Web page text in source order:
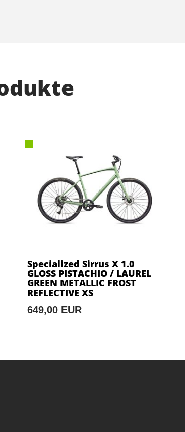
Specialized Sirrus X 1.0
GLOSS PISTACHIO / LAUREL
GREEN METALLIC FROST
REFLECTIVE XS
649,00 EUR